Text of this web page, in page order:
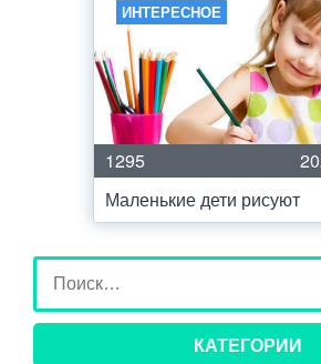
ИНТЕРЕСНОЕ
1295
Маленькие дети рисуют
КАТЕГОРИИ